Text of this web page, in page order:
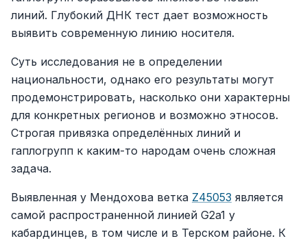
линий. Глубокий ДНК тест дает возможность
выявить современную линию носителя.
Суть исследования не в определении
национальности, однако его результаты могут
продемонстрировать, насколько они характерны
для конкретных регионов и возможно этносов.
Строгая привязка определённых линий и
гаплогрупп к каким-то народам очень сложная
задача.
Выявленная у Мендохова ветка Z45053 является
самой распространенной линией G2a1 у
кабардинцев, в том числе и в Терском районе. К